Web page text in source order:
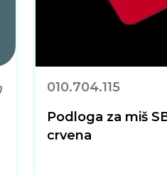
010.704.115
Podloga za miš
crvena